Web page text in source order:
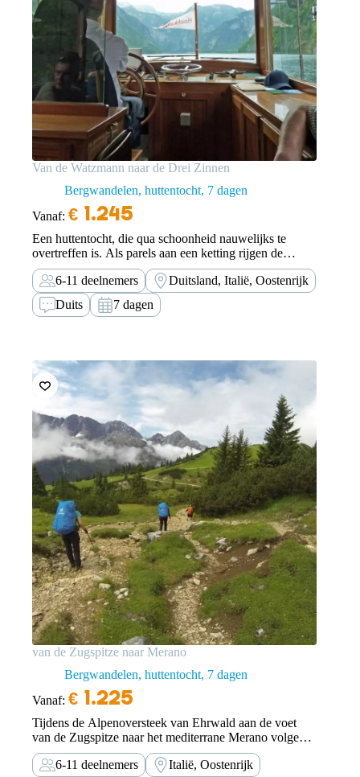
Van de Watzmann naar de Drei Zinnen
Bergwandelen, huttentocht 7 dagen
Vanaf: € 1.245
Een huttentocht, die qua schoonheid nauwelijks te
overtreffen is. Als parels aan een ketting rijgen de
landschappelijke hoogtepunten zich aaneen.
6-11 deelnemers
Duitsland, Italië, Oostenrijk
Duits
7 dagen
van de Zugspitze naar Merano
Bergwandelen, huttentocht 7 dagen
Vanaf: € 1.225
Tijdens de Alpenoversteek van Ehrwald aan de voet
van de Zugspitze naar het mediterrane Merano volgen
we afgelegen, rustige wandelpaden.
6-11 deelnemers
Italië, Oostenrijk